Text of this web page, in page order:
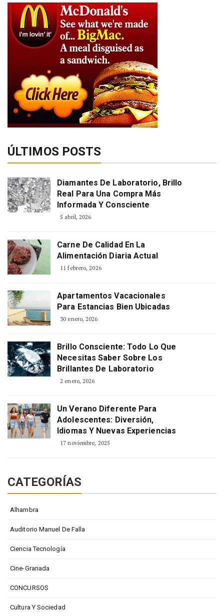
ÚLTIMOS POSTS
Diamantes De Laboratorio, Brillo
Real Para Una Compra Más
Informada Y Consciente
5 abril, 2026
Carne De Calidad En La
Alimentación Diaria Actual
11 febrero, 2026
Apartamentos Vacacionales
Para Estancias Bien Ubicadas
30 enero, 2026
Brillo Consciente: Todo Lo Que
Necesitas Saber Sobre Los
Brillantes De Laboratorio
2 enero, 2026
Un Verano Diferente Para
Adolescentes: Diversión,
Idiomas Y Nuevas Experiencias
17 noviembre, 2025
CATEGORÍAS
Alhambra
Auditorio Manuel De Falla
Ciencia Tecnología
Cine-Granada
CONCURSOS
Cultura Y Sociedad